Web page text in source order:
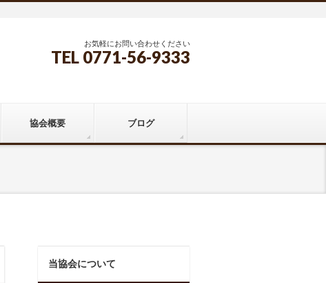
お気軽にお問い合わせください
TEL 0771-56-9333
協会概要 ブログ
当協会について